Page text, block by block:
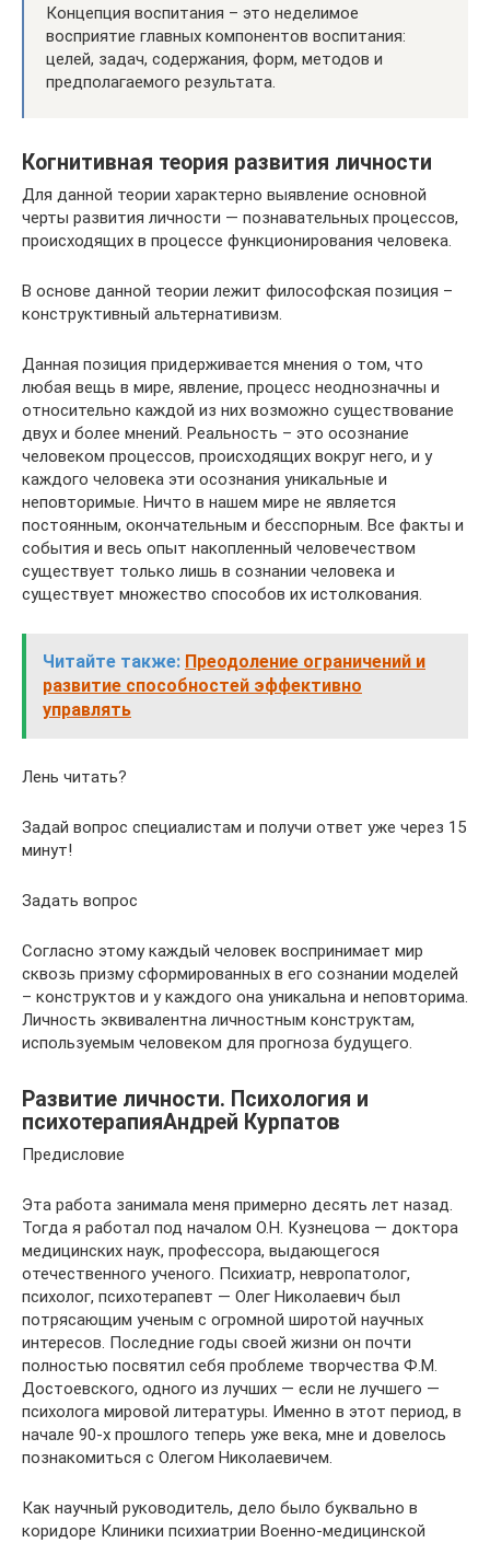
Концепция воспитания – это неделимое
восприятие главных компонентов воспитания:
целей, задач, содержания, форм, методов и
предполагаемого результата.
Когнитивная теория развития личности
Для данной теории характерно выявление основной
черты развития личности — познавательных процессов,
происходящих в процессе функционирования человека.
В основе данной теории лежит философская позиция –
конструктивный альтернативизм.
Данная позиция придерживается мнения о том, что
любая вещь в мире, явление, процесс неоднозначны и
относительно каждой из них возможно существование
двух и более мнений. Реальность – это осознание
человеком процессов, происходящих вокруг него, и у
каждого человека эти осознания уникальные и
неповторимые. Ничто в нашем мире не является
постоянным, окончательным и бесспорным. Все факты и
события и весь опыт накопленный человечеством
существует только лишь в сознании человека и
существует множество способов их истолкования.
Читайте также: Преодоление ограничений и
развитие способностей эффективно
управлять
Лень читать?
Задай вопрос специалистам и получи ответ уже через 15
минут!
Задать вопрос
Согласно этому каждый человек воспринимает мир
сквозь призму сформированных в его сознании моделей
– конструктов и у каждого она уникальна и неповторима.
Личность эквивалентна личностным конструктам,
используемым человеком для прогноза будущего.
Развитие личности. Психология и
психотерапияАндрей Курпатов
Предисловие
Эта работа занимала меня примерно десять лет назад.
Тогда я работал под началом О.Н. Кузнецова — доктора
медицинских наук, профессора, выдающегося
отечественного ученого. Психиатр, невропатолог,
психолог, психотерапевт — Олег Николаевич был
потрясающим ученым с огромной широтой научных
интересов. Последние годы своей жизни он почти
полностью посвятил себя проблеме творчества Ф.М.
Достоевского, одного из лучших — если не лучшего —
психолога мировой литературы. Именно в этот период, в
начале 90-х прошлого теперь уже века, мне и довелось
познакомиться с Олегом Николаевичем.
Как научный руководитель, дело было буквально в
коридоре Клиники психиатрии Военно-медицинской